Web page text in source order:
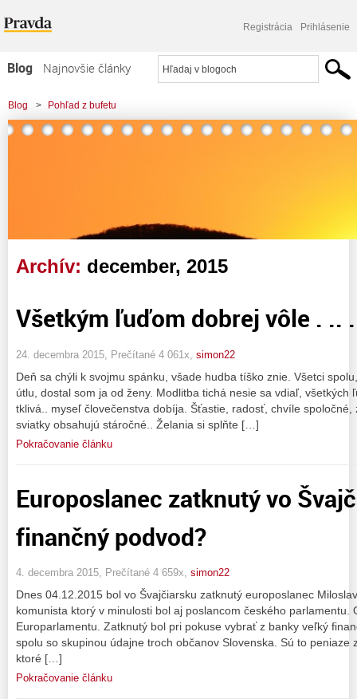
Registrácia Prihlásenie
Blog
Najnovšie články
Najčítanejšie články
Najkomentovanejšie články
Blog > Pohľad z bufetu
Archív: december, 2015
Všetkým ľuďom dobrej vôle . .. .
24. decembra 2015, Prečítané 4 061x, simon22
Deň sa chýli k svojmu spánku, všade hudba tíško znie. Všetci
útlu, dostal som ja od ženy. Modlitba tichá nesie sa vdiaľ, všetkých
tklivá.. myseľ človečenstva dobíja. Šťastie, radosť, chvíle
sviatky obsahujú stáročné.. Želania si splňte […]
Pokračovanie článku
Europoslanec zatknutý vo
finančný podvod?
4. decembra 2015, Prečítané 4 659x, simon22
Dnes 04.12.2015 bol vo Švajčiarsku zatknutý europoslanec
komunista ktorý v minulosti bol aj poslancom českého parlamentu.
Europarlamentu. Zatknutý bol pri pokuse vybrať z banky veľký
spolu so skupinou údajne troch občanov Slovenska. Sú to peniaze
ktoré […]
Pokračovanie článku